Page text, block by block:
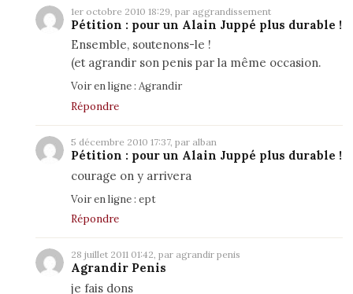
1er octobre 2010 18:29, par aggrandissement
Pétition : pour un Alain Juppé plus durable !
Ensemble, soutenons-le !
(et agrandir son penispar la même occasion.
Voir en ligne : Agrandir
Répondre
5 décembre 2010 17:37, par alban
Pétition : pour un Alain Juppé plus durable !
courage on y arrivera
Voir en ligne : ept
Répondre
28 juillet 2011 01:42, par agrandir penis
Agrandir Penis
je fais dons